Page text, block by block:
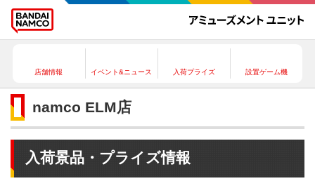
店舗情報 イベント&ニュース 入荷プライズ 設置ゲーム機
namco ELM店
入荷景品・プライズ情報